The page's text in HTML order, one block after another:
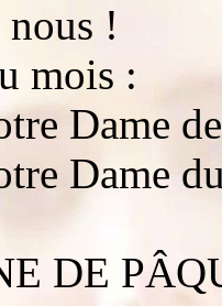
nous !
mois :
Dame
Dame
DE